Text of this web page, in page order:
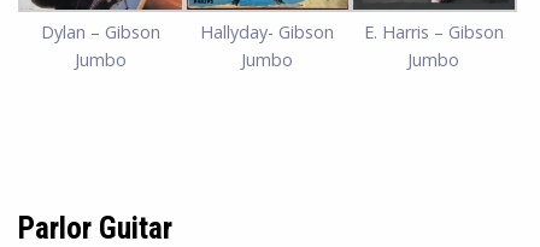
Dylan – Gibson
Jumbo
Hallyday- Gibson
Jumbo
E. Harris – Gibson
Jumbo
Parlor Guitar